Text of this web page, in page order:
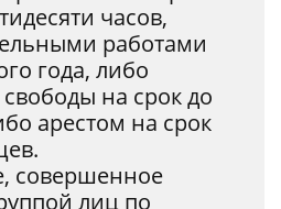
часов,
работами
года, либо
на срок до
арестом на срок
совершенное
лиц по